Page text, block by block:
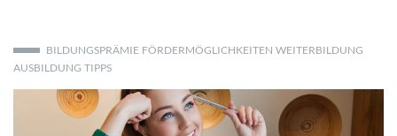
BILDUNGSPRÄMIE FÖRDERMÖGLICHKEITEN WEITERBILDUNG
AUSBILDUNG TIPPS